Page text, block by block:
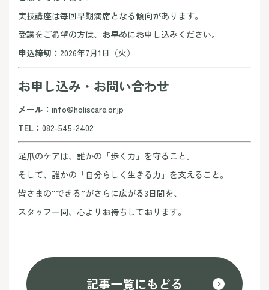
実技講座は毎回早期満席となる傾向があります。
受講をご希望の方は、お早めにお申し込みください。
申込締切： 2026年7月1日（火）
お申し込み・お問い合わせ
メール： info@holiscare.or.jp
TEL： 082-545-2402
足爪のケアは、誰かの「歩く力」を守ること。
そして、誰かの「自分らしく生きる力」を支えること。
皆さまの“できる”がさらに広がる3日間を、
スタッフ一同、心よりお待ちしております。
記事一覧にもどる